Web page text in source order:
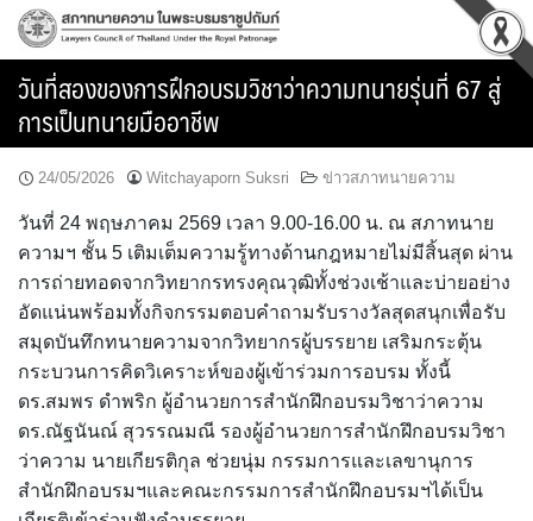
Skip
content
วันที่สองของการฝึกอบรมวิชาว่าความทนายรุ่นที่ 67 สู่
การเป็นทนายมืออาชีพ
24/05/2026 Witchayaporn Suksri ข่าวสภาทนายความ
วันที่ 24 พฤษภาคม 2569 เวลา 9.00-16.00 น. ณ สภาทนาย
ความฯ ชั้น 5 เติมเต็มความรู้ทางด้านกฎหมายไม่มีสิ้นสุด ผ่าน
การถ่ายทอดจากวิทยากรทรงคุณวุฒิทั้งช่วงเช้าและบ่ายอย่าง
อัดแน่นพร้อมทั้งกิจกรรมตอบคำถามรับรางวัลสุดสนุกเพื่อรับ
สมุดบันทึกทนายความจากวิทยากรผู้บรรยาย เสริมกระตุ้น
กระบวนการคิดวิเคราะห์ของผู้เข้าร่วมการอบรม ทั้งนี้
ดร.สมพร ดำพริก ผู้อำนวยการสำนักฝึกอบรมวิชาว่าความ
ดร.ณัฐนันณ์ สุวรรณมณี รองผู้อำนวยการสำนักฝึกอบรมวิชา
ว่าความ นายเกียรติกุล ช่วยนุ่ม กรรมการและเลขานุการ
สำนักฝึกอบรมฯและคณะกรรมการสำนักฝึกอบรมฯได้เป็น